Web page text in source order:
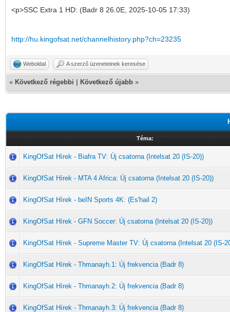
<p>SSC Extra 1 HD: (Badr 8 26.0E, 2025-10-05 17:33)
http://hu.kingofsat.net/channelhistory.php?ch=23235
Weboldal A szerző üzeneteinek keresése
« Következő régebbi Következő újabb »
Téma:
KingOfSat Hírek - Biafra TV: Új csatorna (Intelsat 20 (IS-20))
KingOfSat Hírek - MTA 4 Africa: Új csatorna (Intelsat 20 (IS-20))
KingOfSat Hírek - beIN Sports 4K: (Es'hail 2)
KingOfSat Hírek - GFN Soccer: Új csatorna (Intelsat 20 (IS-20))
KingOfSat Hírek - Supreme Master TV: Új csatorna (Intelsat 20 (IS-
KingOfSat Hírek - Thmanayh.1: Új frekvencia (Badr 8)
KingOfSat Hírek - Thmanayh.2: Új frekvencia (Badr 8)
KingOfSat Hírek - Thmanayh.3: Új frekvencia (Badr 8)